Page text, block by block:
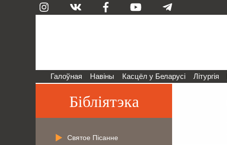
Галоўная Навіны Касцёл у Беларусі Літургія
Бібліятэка
Святое Пісанне